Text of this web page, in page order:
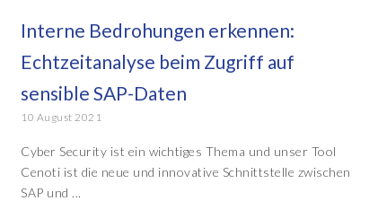
Object Extractor™
Archive Central
Alle Lösungen
Alle Lösungen
Interne Bedrohungen erkennen:
Echtzeitanalyse beim Zugriff auf
sensible SAP-Daten
10 August 2021
Cyber Security ist ein wichtiges Thema und unser Tool
Cenoti ist die neue und innovative Schnittstelle zwischen
SAP und ...